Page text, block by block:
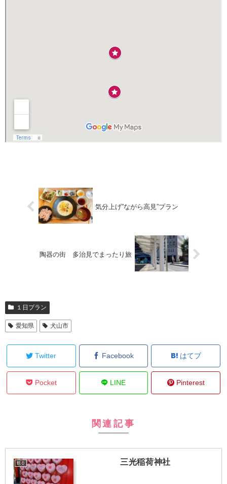
気分上げ”ながら高見”プラン
陶器の街 多治見でまったり旅
１日プラン
愛知県 犬山市
Twitter Facebook はてブ
Pocket LINE Pinterest
関連記事
観る 三光稲荷神社